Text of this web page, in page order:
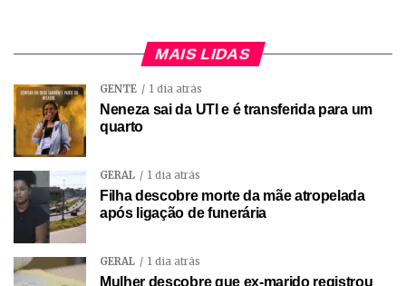
MAIS LIDAS
GENTE 1 dia atrás
Neneza sai da UTI e é transferida para um
quarto
GERAL 1 dia atrás
Filha descobre morte da mãe atropelada
após ligação de funerária
GERAL 1 dia atrás
Mulher descobre que ex-marido registrou